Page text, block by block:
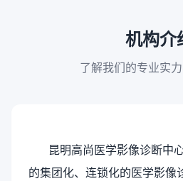
机构介
了解我们的专业实
昆明高尚医学影像诊断中
的集团化、连锁化的医学影像